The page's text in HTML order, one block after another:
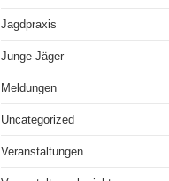
Jagdpraxis
Junge Jäger
Meldungen
Uncategorized
Veranstaltungen